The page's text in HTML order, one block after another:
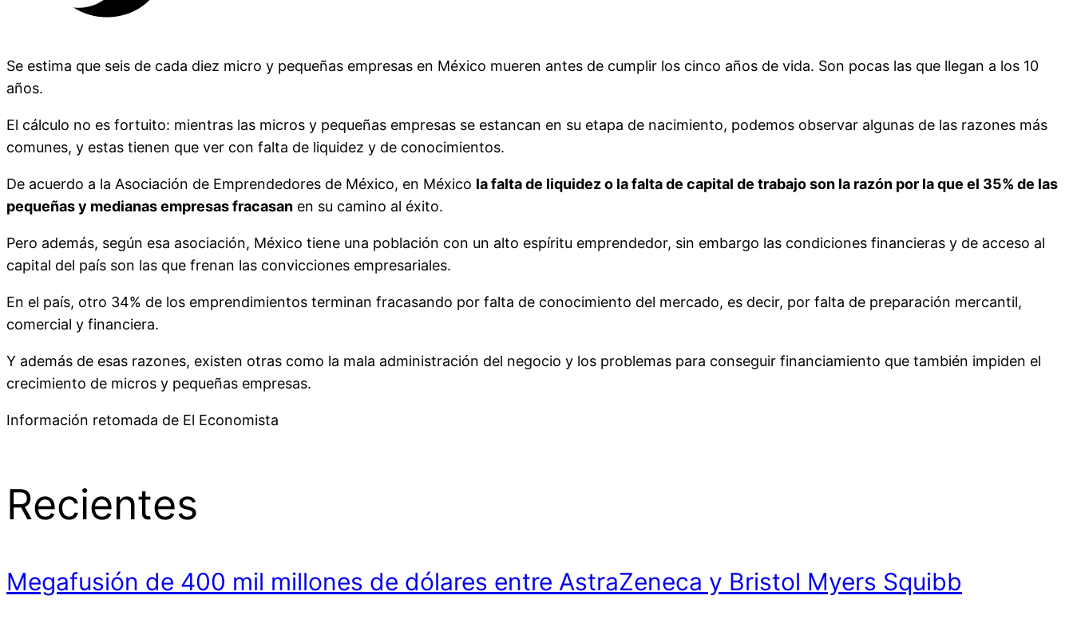
Se estima que seis de cada diez micro y pequeñas empresas en México mueren antes de cumplir los cinco años de vida. Son pocas las que llegan a los 10
años.
El cálculo no es fortuito: mientras las micros y pequeñas empresas se estancan en su etapa de nacimiento, podemos observar algunas de las razones más
comunes, y estas tienen que ver con falta de liquidez y de conocimientos.
De acuerdo a la Asociación de Emprendedores de México, en México la falta de liquidez o la falta de capital de trabajo son la razón por la que el 35% de las
pequeñas y medianas empresas fracasan en su camino al éxito.
Pero además, según esa asociación, México tiene una población con un alto espíritu emprendedor, sin embargo las condiciones financieras y de acceso al
capital del país son las que frenan las convicciones empresariales.
En el país, otro 34% de los emprendimientos terminan fracasando por falta de conocimiento del mercado, es decir, por falta de preparación mercantil,
comercial y financiera.
Y además de esas razones, existen otras como la mala administración del negocio y los problemas para conseguir financiamiento que también impiden el
crecimiento de micros y pequeñas empresas.
Información retomada de El Economista
Recientes
Megafusión de 400 mil millones de dólares entre AstraZeneca y Bristol Myers Squibb